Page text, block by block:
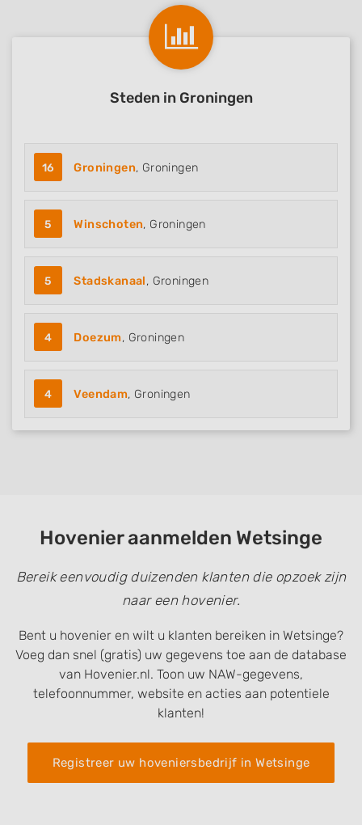
Steden in Groningen
16 Groningen, Groningen
5 Winschoten, Groningen
5 Stadskanaal, Groningen
4 Doezum, Groningen
4 Veendam, Groningen
Hovenier aanmelden Wetsinge
Bereik eenvoudig duizenden klanten die opzoek zijn
naar een hovenier.
Bent u hovenier en wilt u klanten bereiken in Wetsinge?
Voeg dan snel (gratis) uw gegevens toe aan de database
van Hovenier.nl. Toon uw NAW-gegevens,
telefoonnummer, website en acties aan potentiele
klanten!
Registreer uw hoveniersbedrijf in Wetsinge